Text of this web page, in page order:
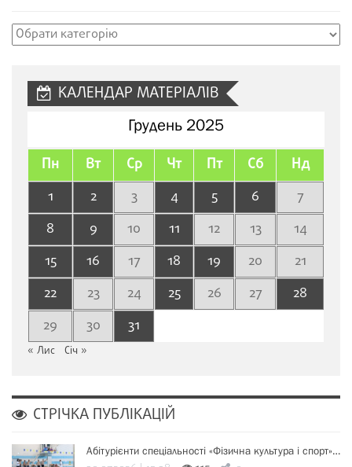
Рубрики
КАЛЕНДАР МАТЕРІАЛІВ
Грудень 2025
Пн Вт Ср Чт Пт Сб Нд
1 2 3 4 5 6
7
8
9 10 11 12 13
14
15
16 17 18 19 20
21
22
23 24 25 26 27
28
29
30 31
« Лис Січ »
СТРІЧКА ПУБЛІКАЦІЙ
Абітурієнти спеціальності «Фізична культура і спорт»…